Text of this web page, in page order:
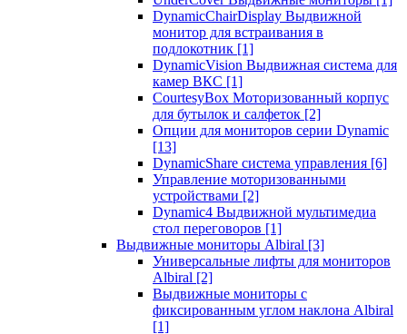
DynamicChairDisplay Выдвижной
монитор для встраивания в
подлокотник [1]
DynamicVision Выдвижная система для
камер ВКС [1]
CourtesyBox Моторизованный корпус
для бутылок и салфеток [2]
Опции для мониторов серии Dynamic
[13]
DynamicShare система управления [6]
Управление моторизованными
устройствами [2]
Dynamic4 Выдвижной мультимедиа
стол переговоров [1]
Выдвижные мониторы Albiral [3]
Универсальные лифты для мониторов
Albiral [2]
Выдвижные мониторы с
фиксированным углом наклона Albiral
[1]